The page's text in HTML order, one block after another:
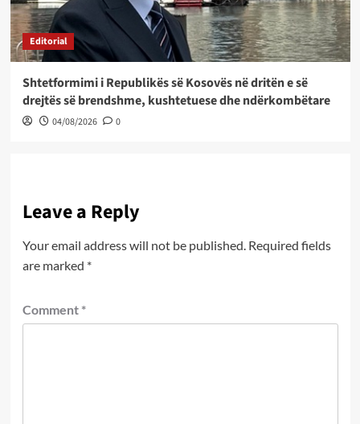
Editorial
Shtetformimi i Republikës së Kosovës në dritën e së
drejtës së brendshme, kushtetuese dhe ndërkombëtare
04/08/2026 0
Leave a Reply
Your email address will not be published. Required fields
are marked *
Comment *